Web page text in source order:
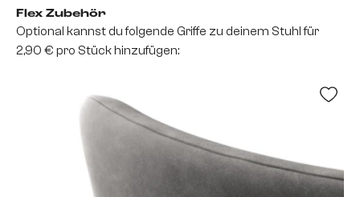
Flex Zubehör
Optional kannst du folgende Griffe zu deinem Stuhl für
2,90 € pro Stück hinzufügen: